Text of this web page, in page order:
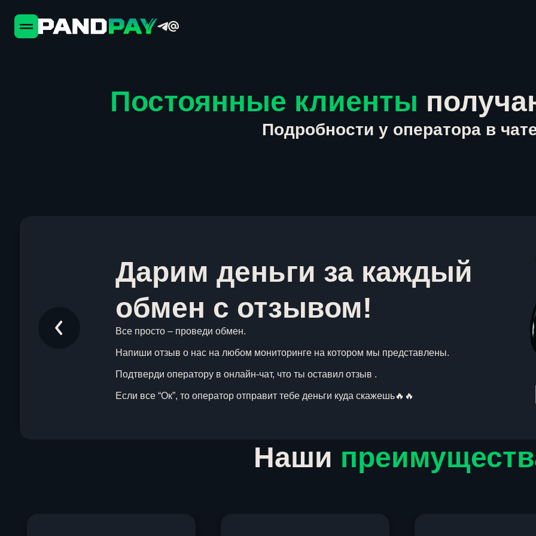
Постоянные клиенты
Подробности у оператора в
Дарим деньги за каждый
обмен с отзывом!
Все просто – проведи обмен.
Напиши отзыв о нас на любом мониторинге на котором мы представлены.
Подтверди оператору в онлайн-чат, что ты оставил отзыв .
Если все “Ок”, то оператор отправит тебе деньги куда скажешь🔥🔥
Наши